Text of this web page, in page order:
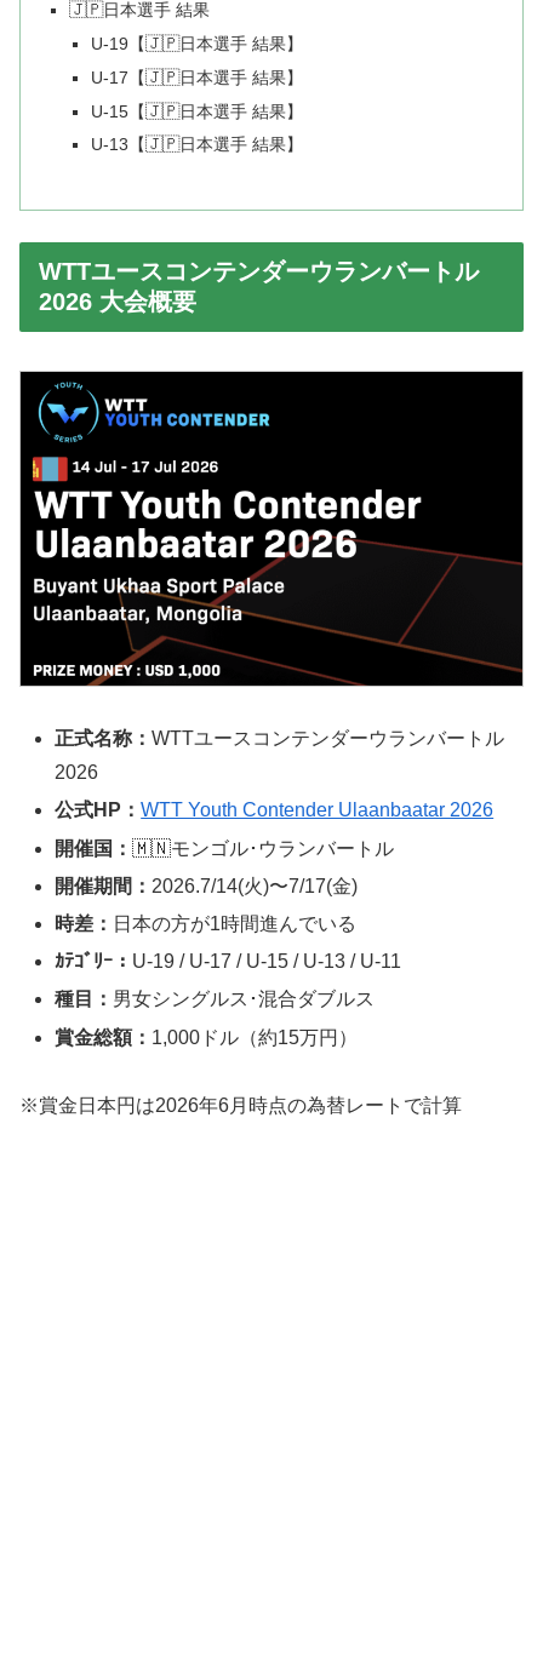
🇯🇵日本選手 結果
U-19【🇯🇵日本選手 結果】
U-17【🇯🇵日本選手 結果】
U-15【🇯🇵日本選手 結果】
U-13【🇯🇵日本選手 結果】
WTTユースコンテンダーウランバートル
2026 大会概要
正式名称：WTTユースコンテンダーウランバートル
2026
公式HP：WTT Youth Contender Ulaanbaatar 2026
開催国：🇲🇳モンゴル･ウランバートル
開催期間： 2026.7/14(火)〜7/17(金)
時差： 日本の方が1時間進んでいる
ｶﾃｺﾞﾘｰ： U-19 / U-17 / U-15 / U-13 / U-11
種目： 男女シングルス･混合ダブルス
賞金総額： 1,000ドル（約15万円）
※賞金日本円は2026年6月時点の為替レートで計算